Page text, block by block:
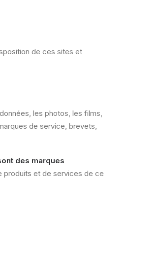
de ces sites et
les photos, les films,
de service, brevets,
des marques
produits et de services de ce